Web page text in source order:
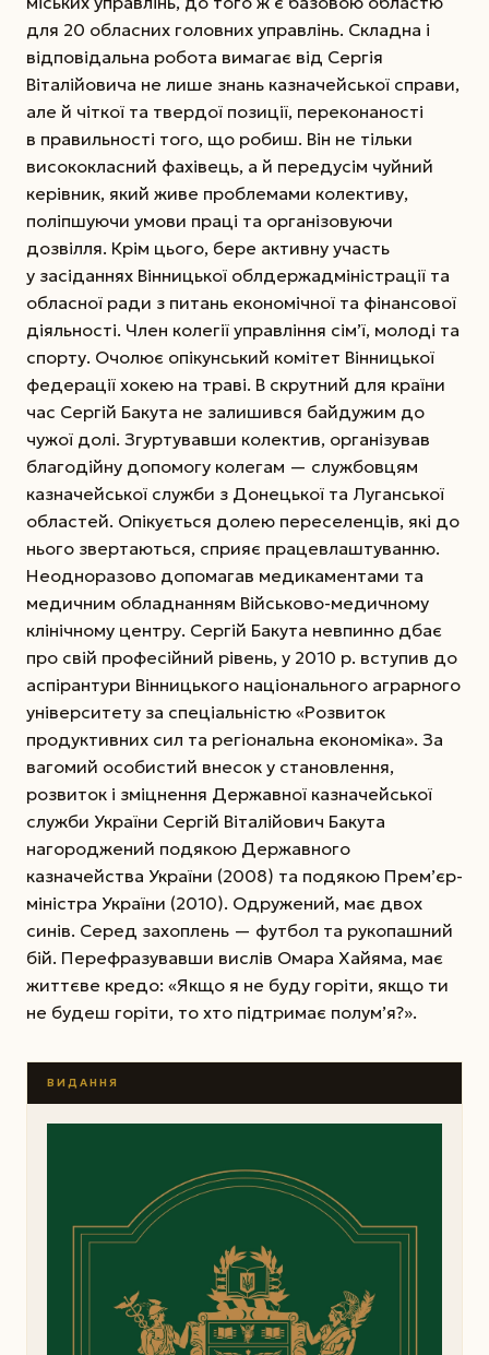
для 20 обласних головних управлінь. Складна і
відповідальна робота вимагає від Сергія
Віталійовича не лише знань казначейської справи,
але й чіткої та твердої позиції, переконаності
в правильності того, що робиш. Він не тільки
висококласний фахівець, а й передусім чуйний
керівник, який живе проблемами колективу,
поліпшуючи умови праці та організовуючи
дозвілля. Крім цього, бере активну участь
у засіданнях Він­ницької облдержадміністрації та
обласної ради з питань економічної та фінансової
діяльності. Член колегії управління сім’ї, молоді та
спорту. Очолює опікунський комітет Вінницької
федерації хокею на траві. В скрутний для країни
час Сергій Бакута не залишився байдужим до
чужої долі. Згуртувавши колектив, організував
благодійну допомогу колегам — службовцям
казначейської служби з Донецької та Луганської
областей. Опікується долею переселенців, які до
нього звертаються, сприяє працевлаштуванню.
Неодноразово допомагав медикаментами та
медичним обладнанням Військово-медичному
клінічному центру. Сергій Бакута невпинно дбає
про свій професійний рівень, у 2010 р. вступив до
аспірантури Вінницького національного аграрного
університету за спеціальністю «Розвиток
продуктивних сил та регіональна економіка». За
вагомий особистий внесок у становлення,
розвиток і зміцнення Державної казначейської
служби України Сергій Віталійович Бакута
нагороджений подякою Державного
казначейства України (2008) та подякою Прем’єр-
міністра України (2010). Одружений, має двох
синів. Серед захоплень — футбол та рукопашний
бій. Перефразувавши вислів Омара Хайяма, має
життєве кредо: «Якщо я не буду горіти, якщо ти
не будеш горіти, то хто підтримає полум’я?».
ВИДАННЯ